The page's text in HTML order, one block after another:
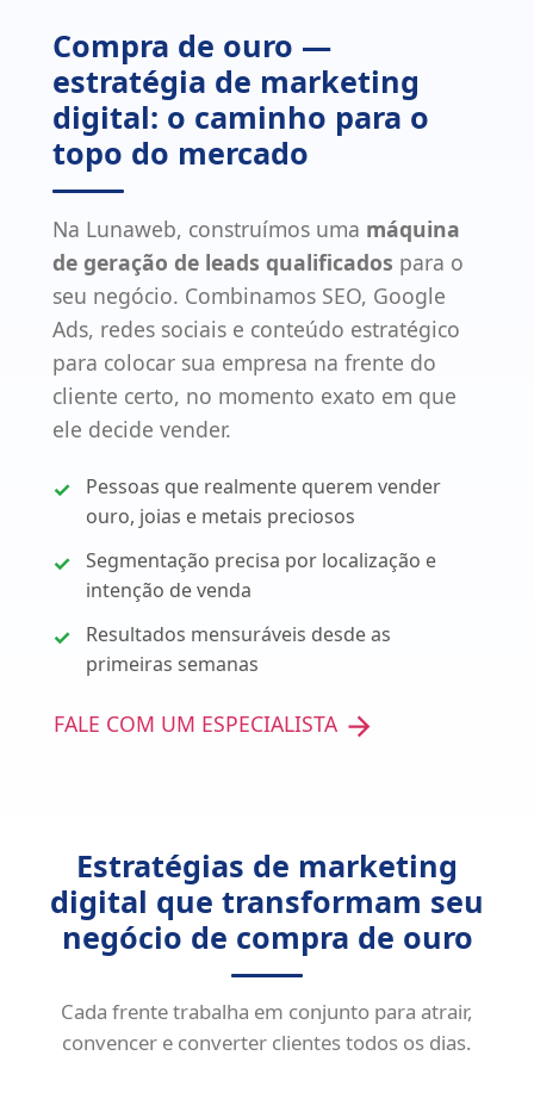
Compra de ouro —
estratégia de marketing
digital: o caminho para o
topo do mercado
Na Lunaweb, construímos uma máquina
de geração de leads qualificados para o
seu negócio. Combinamos SEO, Google
Ads, redes sociais e conteúdo estratégico
para colocar sua empresa na frente do
cliente certo, no momento exato em que
ele decide vender.
Pessoas que realmente querem vender
ouro, joias e metais preciosos
Segmentação precisa por localização e
intenção de venda
Resultados mensuráveis desde as
primeiras semanas
FALE COM UM ESPECIALISTA
Estratégias de marketing
digital que transformam seu
negócio de compra de ouro
Cada frente trabalha em conjunto para atrair,
convencer e converter clientes todos os dias.